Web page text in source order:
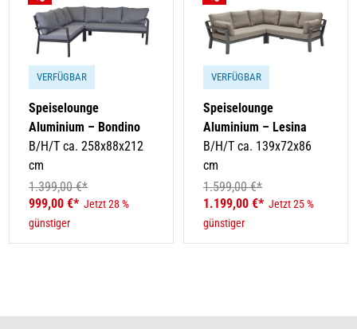
VERFÜGBAR
Speiselounge
Aluminium – Bondino
B/H/T ca. 258x88x212
cm
1.399,00 €*
999,00 €* Jetzt 28 %
günstiger
VERFÜGBAR
Speiselounge
Aluminium – Lesina
B/H/T ca. 139x72x86
cm
1.599,00 €*
1.199,00 €* Jetzt 25 %
günstiger